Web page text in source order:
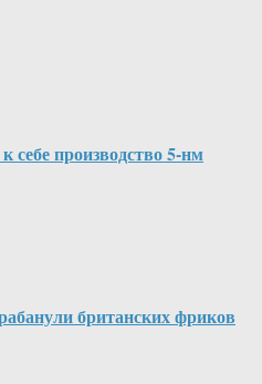
производство 5-нм
британских фриков